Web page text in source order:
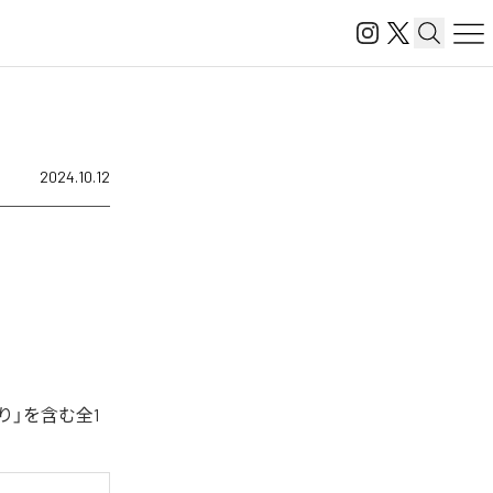
2024.10.12
」を含む全1